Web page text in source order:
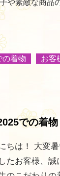
や素敵な商
の着物 お客
での着物
ちは！ 大変
たお客様、